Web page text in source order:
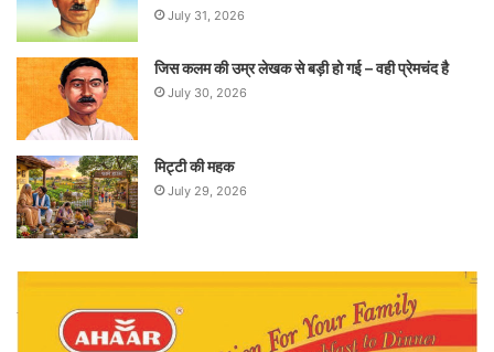
July 31, 2026
जिस कलम की उम्र लेखक से बड़ी हो गई – वही प्रेमचंद है
July 30, 2026
मिट्टी की महक
July 29, 2026